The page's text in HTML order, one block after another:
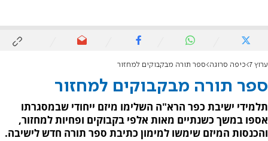
ערוץ 7 כיפה סרוגה ספר תורה מבקבוקים למחזור
ספר תורה מבקבוקים למחזור
תלמידי ישיבת כפר הרא"ה השלימו מיזם ייחודי שבמסגרתו
אספו במשך כשנתיים מאות אלפי בקבוקים ופחיות למחזור,
והכנסות המיזם שימשו למימון כתיבת ספר תורה חדש לישיבה.